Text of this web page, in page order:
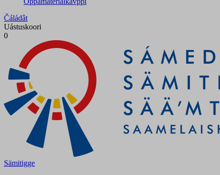
Čáládât
Uástuskoori
0
Sämitigge